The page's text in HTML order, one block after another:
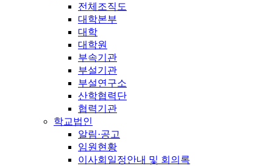
전체조직도
대학본부
대학
대학원
부속기관
부설기관
부설연구소
산학협력단
협력기관
학교법인
알림·공고
임원현황
이사회일정안내 및 회의록